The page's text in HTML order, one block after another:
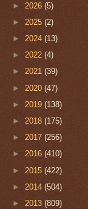
► 2026 (5)
► 2025 (2)
► 2024 (13)
► 2022 (4)
► 2021 (39)
► 2020 (47)
► 2019 (138)
► 2018 (175)
► 2017 (256)
► 2016 (410)
► 2015 (422)
► 2014 (504)
► 2013 (809)